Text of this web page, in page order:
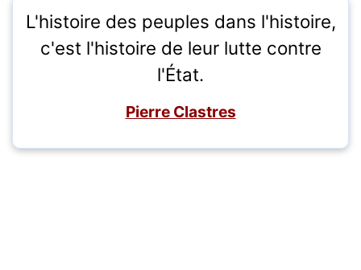
L'histoire des peuples dans l'histoire,
c'est l'histoire de leur lutte contre
l'État.
Pierre Clastres